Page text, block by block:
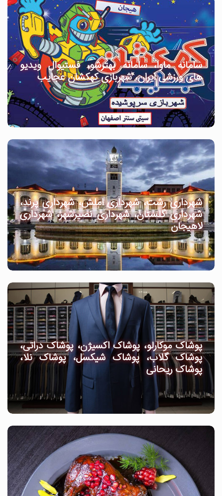
سامانه ماوا، سامانه بهترشو، فستیوال ویدیو
های ورزشی ایران، شهربازی کهکشان عجایب
شهرداری رشت، شهرداری املش، شهرداری پرند،
شهرداری گلستان، شهرداری نصیرشهر، شهرداری
لاهیجان
پوشاک موکارلو، پوشاک اکسیژن، پوشاک دراتی،
پوشاک گلاب، پوشاک شیکسل، پوشاک نلا،
پوشاک ریحانی